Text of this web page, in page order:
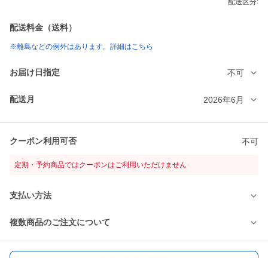
配送区分:
配送料金（送料）
※離島などの例外はあります。詳細はこちら
お届け日指定 不可
配送月 2026年6月
クーポン利用可否 不可
定期・予約商品ではクーポンはご利用いただけません
支払い方法
複数商品のご注文について